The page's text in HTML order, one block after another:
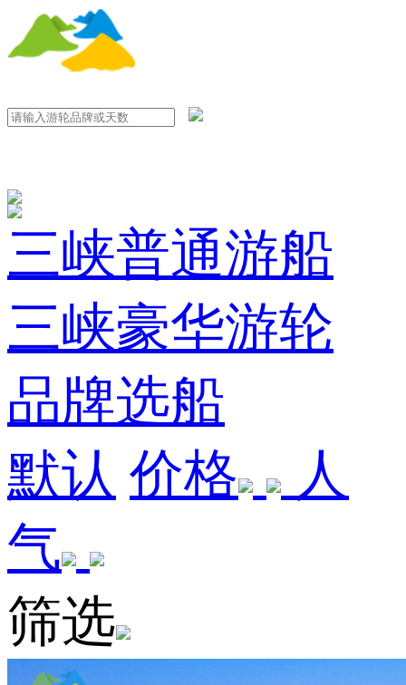
三峡普通游船
三峡豪华游轮
品牌选船
默认 价格
人
气
筛选